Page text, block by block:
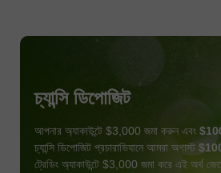
চ্যান্সি ডিপোজিট
আপনার অ্যাকাউন্টে $3,000 জমা করুন এবং
চ্যান্সি ডিপোজিট প্রচারাভিযানে আমরা অগাস্ট
ট্রেডিং অ্যাকাউন্টে $3,000 জমা করে এই অর্থ